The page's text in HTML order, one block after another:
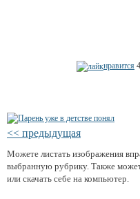
нравится 4
<< предыдущая
Можете листать изображения
выбранную рубрику. Также
или скачать себе на компьютер.